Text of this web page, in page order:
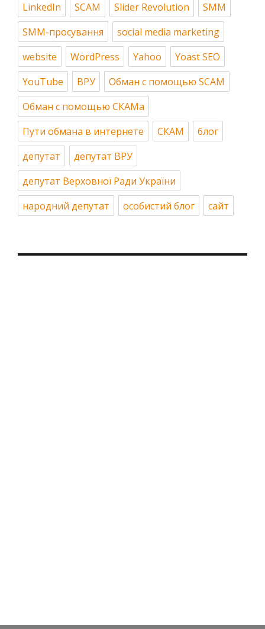
LinkedIn
SCAM Slider Revolution
SMM
SMM-просування
social media marketing
website
WordPress Yahoo
Yoast SEO
YouTube
ВРУ
Обман с помощью SCAM
Обман с помощью СКАМа
Пути обмана в интернете
СКАМ
блог
депутат
депутат ВРУ
депутат Верховної Ради України
народний депутат
особистий блог сайт